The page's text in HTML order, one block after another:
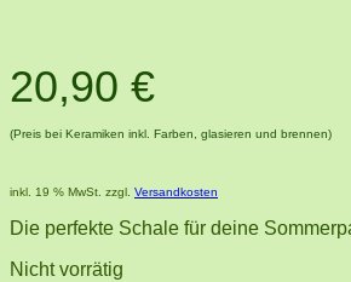
20,90 €
(Preis bei Keramiken inkl. Farben, glasieren und brennen)
inkl. 19 % MwSt. zzgl. Versandkosten
Die perfekte Schale für deine
Nicht vorrätig